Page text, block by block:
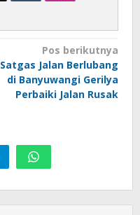
Pos berikutnya
Satgas Jalan Berlubang
di Banyuwangi Gerilya
Perbaiki Jalan Rusak